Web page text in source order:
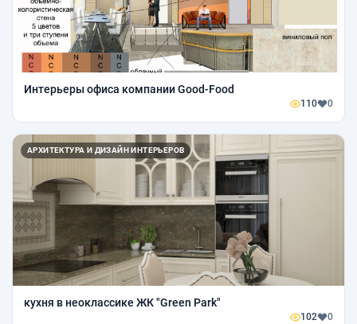
Интерьеры офиса компании Good-Food
110 0
АРХИТЕКТУРА И ДИЗАЙН ИНТЕРЬЕРОВ
кухня в неоклассике ЖК "Green Park"
102 0